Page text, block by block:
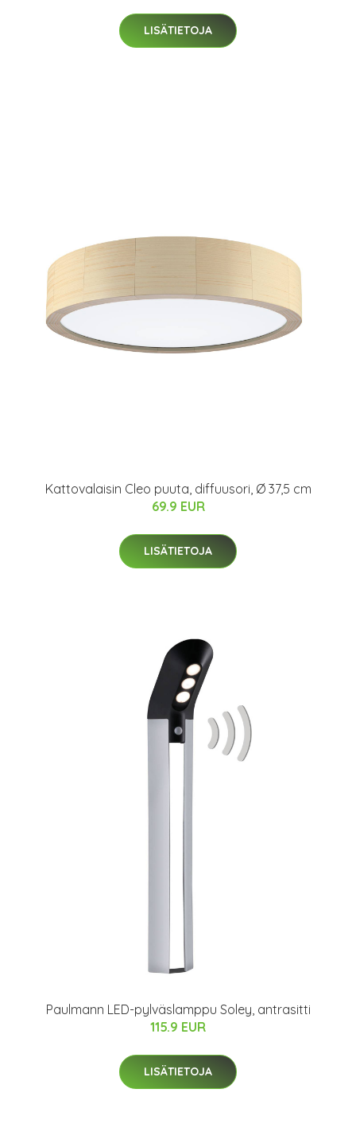
LISÄTIETOJA
Kattovalaisin Cleo puuta, diffuusori, Ø 37,5 cm
69.9 EUR
LISÄTIETOJA
Paulmann LED-pylväslamppu Soley, antrasitti
115.9 EUR
LISÄTIETOJA